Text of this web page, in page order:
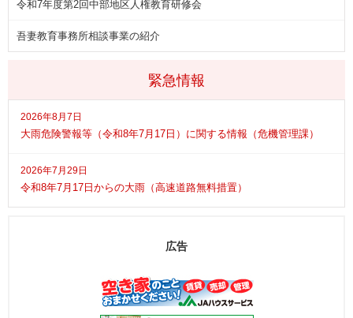
緊急情報
2026年8月7日
大雨危険警報等（令和8年7月17日）に関する情報（危機管理課）
2026年7月29日
令和8年7月17日からの大雨（高速道路無料措置）
令和7年度第2回中部地区人権教育研修会
吾妻教育事務所相談事業の紹介
広告